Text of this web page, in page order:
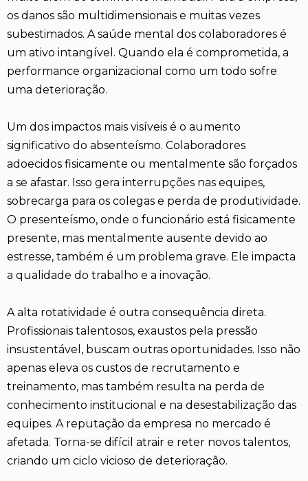
os danos são multidimensionais e muitas vezes
subestimados. A saúde mental dos colaboradores é
um ativo intangível. Quando ela é comprometida, a
performance organizacional como um todo sofre
uma deterioração.
Um dos impactos mais visíveis é o aumento
significativo do absenteísmo. Colaboradores
adoecidos fisicamente ou mentalmente são forçados
a se afastar. Isso gera interrupções nas equipes,
sobrecarga para os colegas e perda de produtividade.
O presenteísmo, onde o funcionário está fisicamente
presente, mas mentalmente ausente devido ao
estresse, também é um problema grave. Ele impacta
a qualidade do trabalho e a inovação.
A alta rotatividade é outra consequência direta.
Profissionais talentosos, exaustos pela pressão
insustentável, buscam outras oportunidades. Isso não
apenas eleva os custos de recrutamento e
treinamento, mas também resulta na perda de
conhecimento institucional e na desestabilização das
equipes. A reputação da empresa no mercado é
afetada. Torna-se difícil atrair e reter novos talentos,
criando um ciclo vicioso de deterioração.